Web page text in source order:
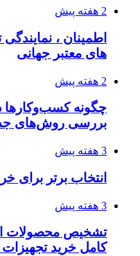
2 هفته پیش
اطمینان ،
های معتبر جهانی
2 هفته پیش
چگونه کسب‌وکارها
بررسی روش‌های
3 هفته پیش
انتخاب برتر برای
3 هفته پیش
تشخیص محصولات
کامل خرید تجهیزات Legrand